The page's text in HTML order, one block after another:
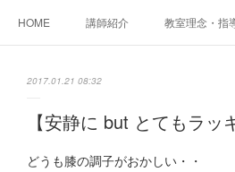
HOME 講師紹介 教室理念・指
ご相談・体験レッスンお申し込み
アクセス
2017.01.21 08:32
【安静に but とてもラッ
どうも膝の調子がおかしい・・